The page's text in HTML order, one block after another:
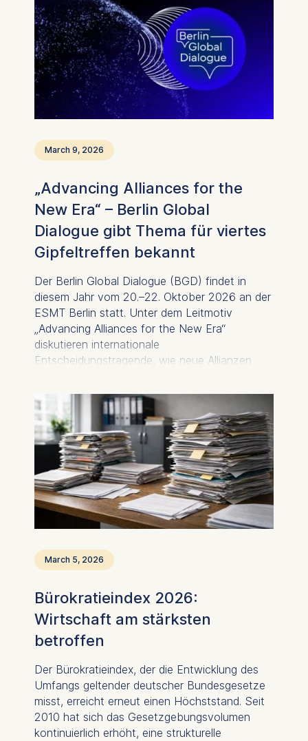
Vertriebsmitarbeitende fürchten, vor Kunden
das Gesicht zu verlieren.
March 9, 2026
„Advancing Alliances for the
New Era“ – Berlin Global
Dialogue gibt Thema für viertes
Gipfeltreffen bekannt
Der Berlin Global Dialogue (BGD) findet in
diesem Jahr vom 20.–22. Oktober 2026 an der
ESMT Berlin statt. Unter dem Leitmotiv
„Advancing Alliances for the New Era“
diskutieren internationale
Entscheidungstragende, wie neue Allianzen
zunehmend fragmentierten Welt gestärkt
werden können.
March 5, 2026
Bürokratieindex 2026:
Wirtschaft am stärksten
betroffen
Der Bürokratieindex, der die Entwicklung des
Umfangs geltender deutscher Bundesgesetze
misst, erreicht erneut einen Höchststand. Seit
2010 hat sich das Gesetzgebungsvolumen
kontinuierlich erhöht, eine strukturelle